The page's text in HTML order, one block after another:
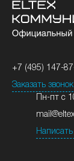
+7 (495) 147-
Заказать звонок
Пн-пт с